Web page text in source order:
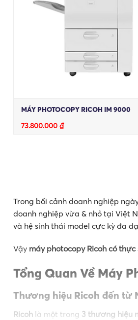
MÁY PHOTOCOPY RICOH IM 9000
73.800.000 ₫
Trong bối cảnh doanh nghiệp
doanh nghiệp vừa & nhỏ tại Việt
và hệ sinh thái model cực kỳ đa
Vậy máy photocopy Ricoh có
Tổng Quan Về Máy
Thương hiệu Ricoh đến từ
Ricoh là một trong 3 thương hiệu